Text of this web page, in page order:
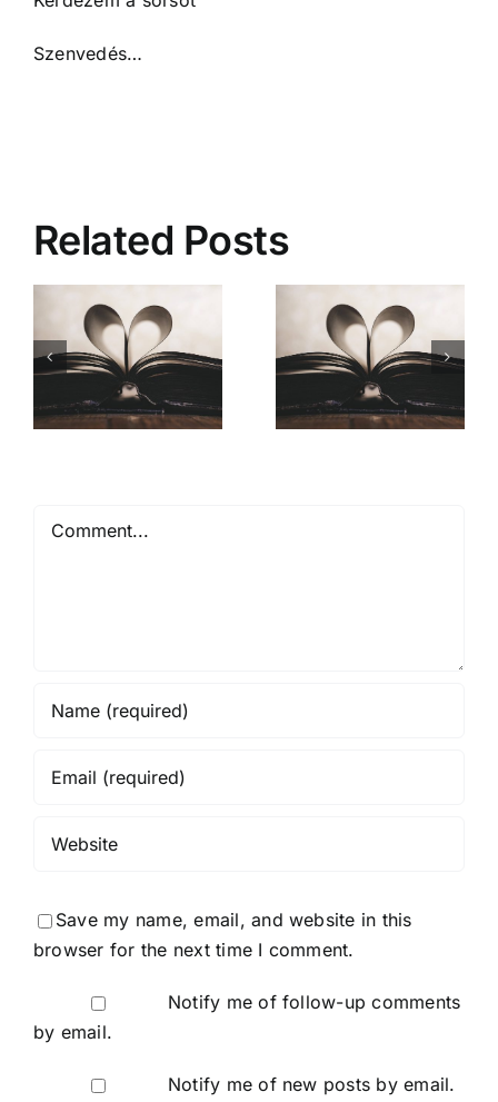
Szenvedés…
Related Posts
Save my name, email, and website in this
browser for the next time I comment.
Notify me of follow-up comments
by email.
Notify me of new posts by email.